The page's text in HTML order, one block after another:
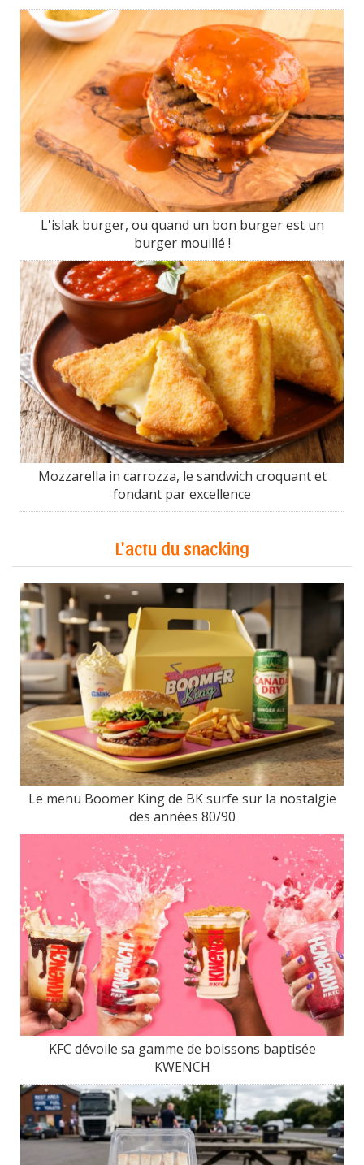
L'islak burger, ou quand un bon burger est un
burger mouillé !
Mozzarella in carrozza, le sandwich croquant et
fondant par excellence
L'actu du snacking
Le menu Boomer King de BK surfe sur la nostalgie
des années 80/90
KFC dévoile sa gamme de boissons baptisée
KWENCH